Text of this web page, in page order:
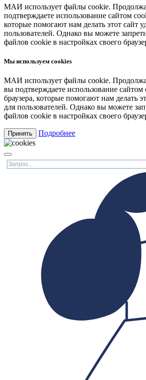
МАИ использует файлы cookie.
подтверждаете использование сайтом
которые помогают нам делать этот сайт
пользователей. Однако вы можете
файлов cookie в настройках своего
Мы используем cookies
МАИ использует файлы cookie.
вы подтверждаете использование сайтом
браузера, которые помогают нам делать
для пользователей. Однако вы можете
файлов cookie в настройках своего
Принять Подробнее